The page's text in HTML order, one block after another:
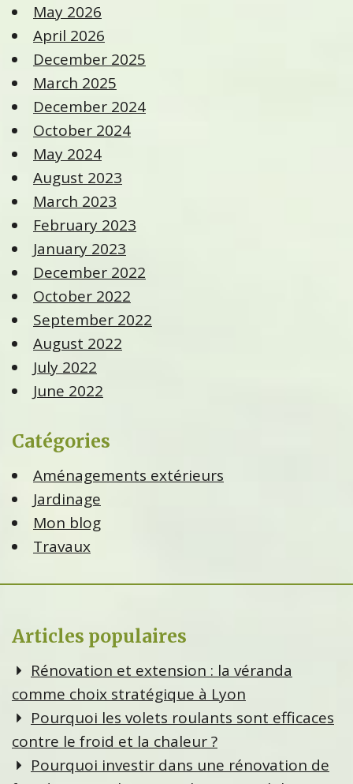
May 2026
April 2026
December 2025
March 2025
December 2024
October 2024
May 2024
August 2023
March 2023
February 2023
January 2023
December 2022
October 2022
September 2022
August 2022
July 2022
June 2022
Catégories
Aménagements extérieurs
Jardinage
Mon blog
Travaux
Articles populaires
Rénovation et extension : la véranda
comme choix stratégique à Lyon
Pourquoi les volets roulants sont efficaces
contre le froid et la chaleur ?
Pourquoi investir dans une rénovation de